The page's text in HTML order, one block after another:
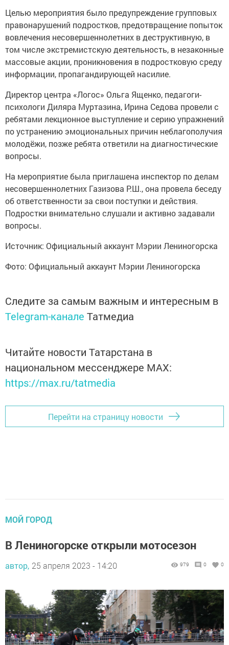
Целью мероприятия было предупреждение групповых
правонарушений подростков, предотвращение попыток
вовлечения несовершеннолетних в деструктивную, в
том числе экстремистскую деятельность, в незаконные
массовые акции, проникновения в подростковую среду
информации, пропагандирующей насилие.
Директор центра «Логос» Ольга Ященко, педагоги-
психологи Диляра Муртазина, Ирина Седова провели с
ребятами лекционное выступление и серию упражнений
по устранению эмоциональных причин неблагополучия
молодёжи, позже ребята ответили на диагностические
вопросы.
На мероприятие была приглашена инспектор по делам
несовершеннолетних Газизова Р.Ш., она провела беседу
об ответственности за свои поступки и действия.
Подростки внимательно слушали и активно задавали
вопросы.
Источник: Официальный аккаунт Мэрии Лениногорска
Фото: Официальный аккаунт Мэрии Лениногорска
Следите за самым важным и интересным в
Telegram-канале Татмедиа
Читайте новости Татарстана в
национальном мессенджере MАХ:
https://max.ru/tatmedia
Перейти на страницу новости
МОЙ ГОРОД
В Лениногорске открыли мотосезон
автор, 25 апреля 2023 - 14:20 979 0 0